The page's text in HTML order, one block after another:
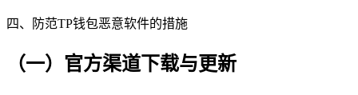
四、防范TP钱包恶意软件的措施
（一）官方渠道下载与更新